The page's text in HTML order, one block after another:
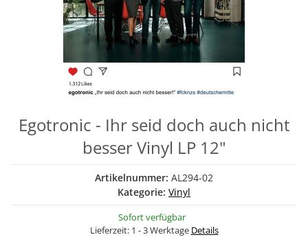
Egotronic - Ihr seid doch auch nicht
besser Vinyl LP 12"
Artikelnummer: AL294-02
Kategorie: Vinyl
Sofort verfügbar
Lieferzeit: 1 - 3 Werktage Details